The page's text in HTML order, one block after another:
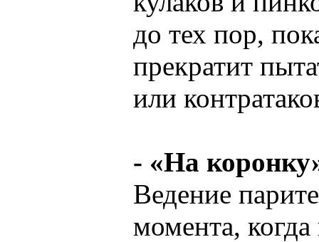
до тех пор,
прекратит
или
- «На
Ведение
момента, когда